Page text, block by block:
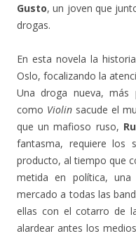
Gusto, un joven que
drogas.
En esta novela la
Oslo, focalizando la
Una droga nueva, más
como Violin sacude el
que un mafioso ruso,
fantasma, requiere los
producto, al tiempo que
metida en política, una
mercado a todas las
ellas con el cotarro de
alardear antes los